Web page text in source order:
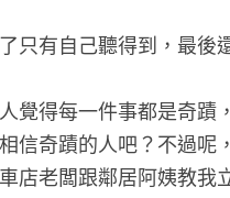
只有自己聽得到，最後
覺得每一件事都是奇蹟
信奇蹟的人吧？不過呢
店老闆跟鄰居阿姨教我